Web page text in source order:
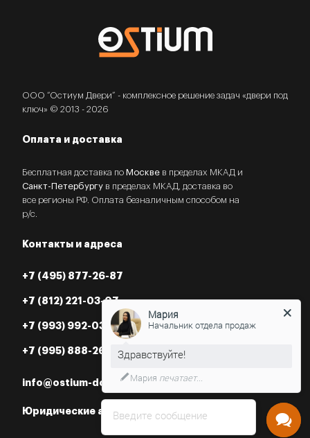
ООО “Остиум Двери” - комплексное решение задач «двери под
ключ» © 2013 - 2026
Оплата и доставка
Бесплатная доставка по Москве в пределах МКАД и
Санкт-Петербургу в пределах МКАД, доставка во
все регионы РФ. Оплата безналичным способом на
р/с.
Контакты и адреса
+7 (495) 877-26-87
+7 (812) 221-03-07
+7 (993) 992-03-07
+7 (995) 888-26-87
info@ostium-doors.ru
Юридические адреса в РФВведите сообщение
Мария
Начальник отдела продаж